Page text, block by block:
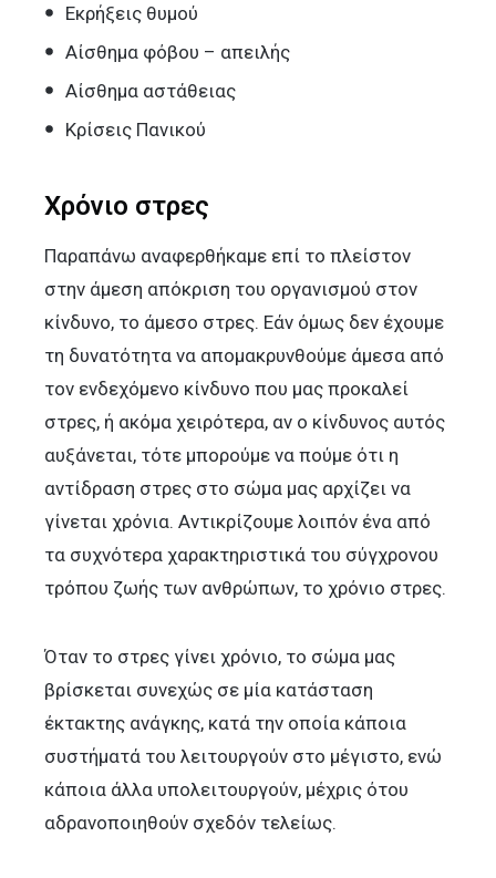
Εκρήξεις θυμού
Αίσθημα φόβου – απειλής
Αίσθημα αστάθειας
Κρίσεις Πανικού
Χρόνιο στρες
Παραπάνω αναφερθήκαμε επί το πλείστον
στην άμεση απόκριση του οργανισμού στον
κίνδυνο, το άμεσο στρες. Εάν όμως δεν έχουμε
τη δυνατότητα να απομακρυνθούμε άμεσα από
τον ενδεχόμενο κίνδυνο που μας προκαλεί
στρες, ή ακόμα χειρότερα, αν ο κίνδυνος αυτός
αυξάνεται, τότε μπορούμε να πούμε ότι η
αντίδραση στρες στο σώμα μας αρχίζει να
γίνεται χρόνια. Αντικρίζουμε λοιπόν ένα από
τα συχνότερα χαρακτηριστικά του σύγχρονου
τρόπου ζωής των ανθρώπων, το χρόνιο στρες.
Όταν το στρες γίνει χρόνιο, το σώμα μας
βρίσκεται συνεχώς σε μία κατάσταση
έκτακτης ανάγκης, κατά την οποία κάποια
συστήματά του λειτουργούν στο μέγιστο, ενώ
κάποια άλλα υπολειτουργούν, μέχρις ότου
αδρανοποιηθούν σχεδόν τελείως.